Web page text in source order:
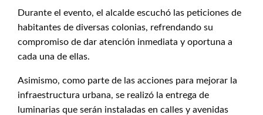
Durante el evento, el alcalde escuchó las peticiones de
habitantes de diversas colonias, refrendando su
compromiso de dar atención inmediata y oportuna a
cada una de ellas.
Asimismo, como parte de las acciones para mejorar la
infraestructura urbana, se realizó la entrega de
luminarias que serán instaladas en calles y avenidas